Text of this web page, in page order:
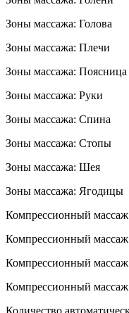
Зоны массажа: Голова
Зоны массажа: Плечи
Зоны массажа: Поясница
Зоны массажа: Руки
Зоны массажа: Спина
Зоны массажа: Стопы
Зоны массажа: Шея
Зоны массажа: Ягодицы
Компрессионный
Компрессионный
Компрессионный
Компрессионный
Количество